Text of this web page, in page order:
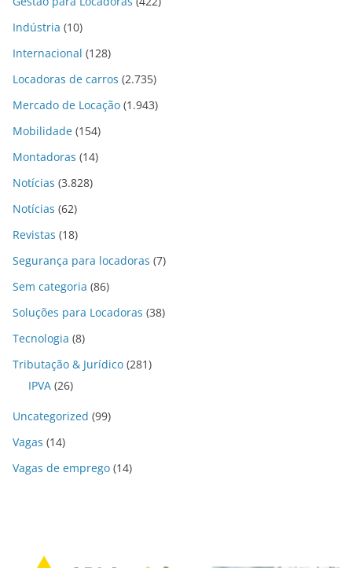
Indústria (10)
Internacional (128)
Locadoras de carros (2.735)
Mercado de Locação (1.943)
Mobilidade (154)
Montadoras (14)
Notícias (3.828)
Notícias (62)
Revistas (18)
Segurança para locadoras (7)
Sem categoria (86)
Soluções para Locadoras (38)
Tecnologia (8)
Tributação & Jurídico (281)
IPVA (26)
Uncategorized (99)
Vagas (14)
Vagas de emprego (14)